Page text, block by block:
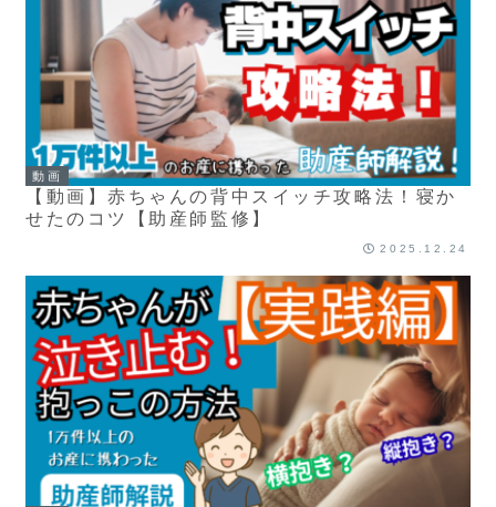
動画
【動画】赤ちゃんの背中スイッチ攻略法！寝か
せたのコツ【助産師監修】
2025.12.24